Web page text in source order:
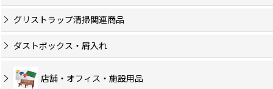
グリストラップ清掃関連商品
ダストボックス・屑入れ
店舗・オフィス・施設用品